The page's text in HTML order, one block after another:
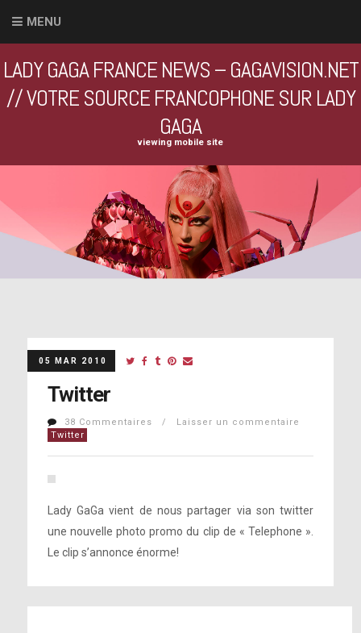
MENU
LADY GAGA FRANCE NEWS – GAGAVISION.NET
// VOTRE SOURCE FRANCOPHONE SUR LADY
GAGA
viewing mobile site
05 MAR 2010
Twitter
38 Commentaires / Laisser un commentaire
Twitter
Lady GaGa vient de nous partager via son twitter
une nouvelle photo promo du clip de « Telephone ».
Le clip s’annonce énorme!